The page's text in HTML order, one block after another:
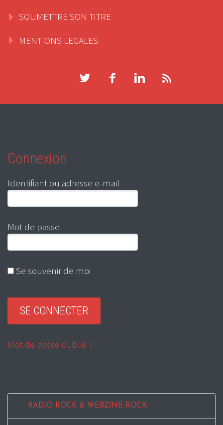
SOUMETTRE SON TITRE
MENTIONS LEGALES
Connexion
Identifiant ou adresse e-mail
Mot de passe
Se souvenir de moi
Mot de passe oublié ?
RADIO ROCK & WEBZINE ROCK